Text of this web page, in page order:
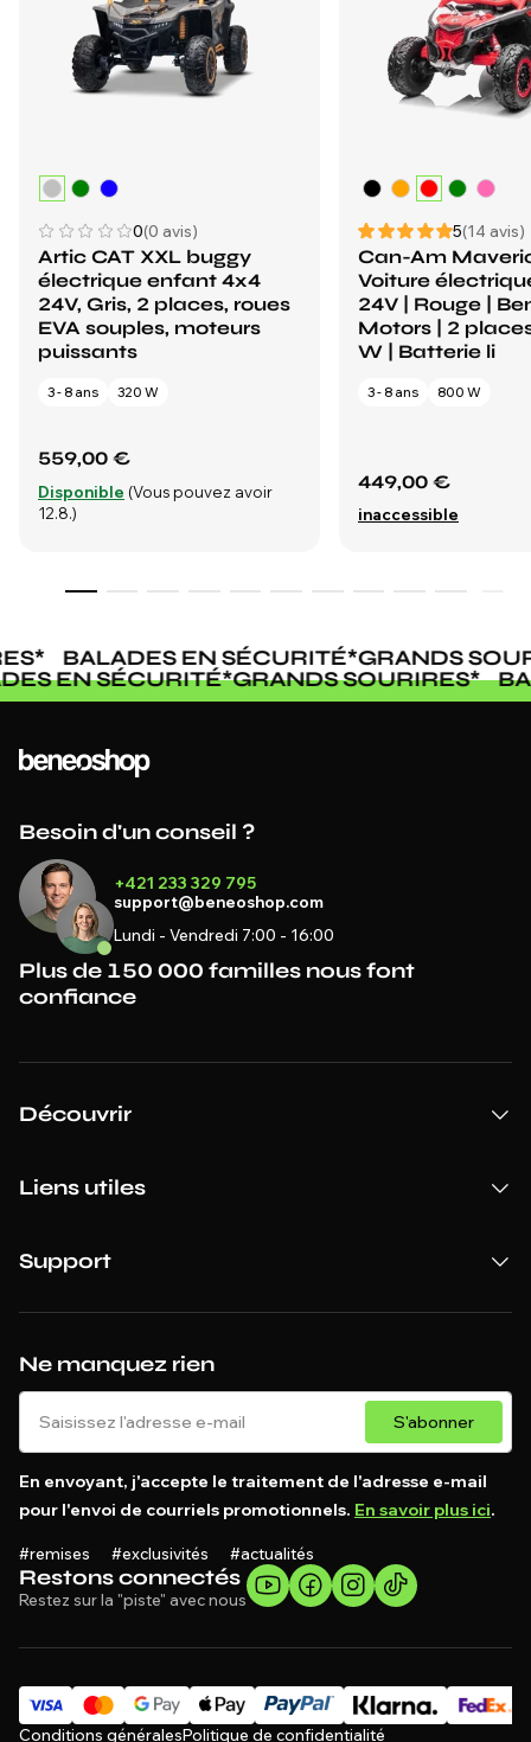
0(0 avis)
Artic CAT XXL buggy
électrique enfant 4x4
24V, Gris, 2 places, roues
EVA souples, moteurs
puissants
3 - 8 ans 320 W
559,00 €
Disponible (Vous pouvez avoir
12.8.)
5(14 avis)
Can-Am
Voiture
24V | Rouge |
Motors | 2
W | Batterie li
3 - 8 ans 800 W
449,00 €
inaccessible
* BALADES EN SÉCURITÉ*GRANDS
EN SÉCURITÉ*GRANDS SOURIRES*
Restons connectés
Restez sur la "piste" avec nous
Ne manquez rien
S'abonner
En envoyant, j'accepte le traitement de l'adresse e-mail
pour l'envoi de courriels promotionnels. En savoir plus ici.
#remises #exclusivités #actualités
Besoin d'un conseil ?
+421 233 329 795
support@beneoshop.com
Lundi - Vendredi 7:00 - 16:00
Plus de 150 000 familles nous font
confiance
Découvrir
Liens utiles
Support
Conditions généralesPolitique de confidentialité